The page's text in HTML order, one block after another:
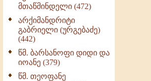
მთაწმინდელი (472)
არქიმანდრიტი
გაბრიელი (ურგებაძე)
(442)
წმ. ბარსანოფი დიდი და
იოანე (379)
წმ. თეოფანე